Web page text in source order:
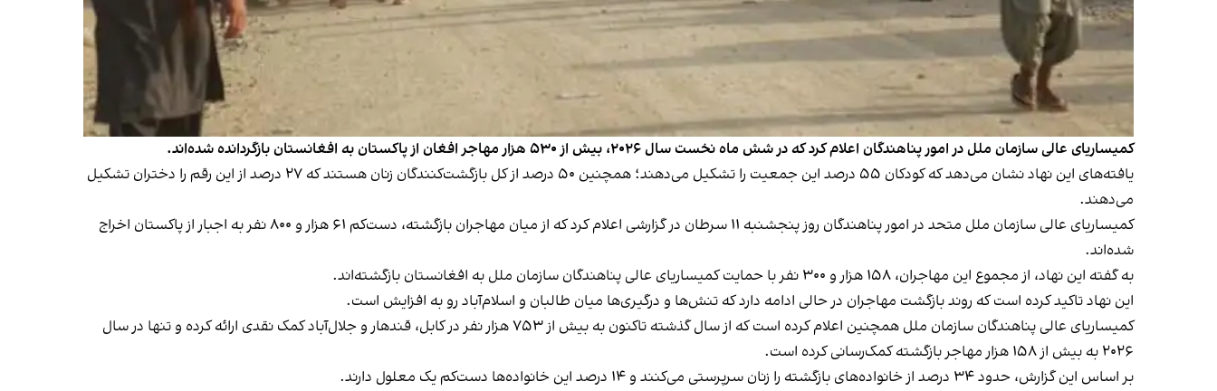
کمیساریای عالی سازمان ملل در امور پناهندگان اعلام کرد که در شش ماه نخست سال ۲۰۲۶، بیش از ۵۳۰ هزار مهاجر افغان از پاکستان به افغانستان بازگردانده شده‌اند.
یافته‌های این نهاد نشان می‌دهد که کودکان ۵۵ درصد این جمعیت را تشکیل می‌دهند؛ همچنین ۵۰ درصد از کل بازگشت‌کنندگان زنان هستند که ۲۷ درصد از این رقم را دختران تشکیل
می‌دهند.
کمیساریای عالی سازمان ملل متحد در امور پناهندگان روز پنجشنبه ۱۱ سرطان در گزارشی اعلام کرد که از میان مهاجران بازگشته، دست‌کم ۶۱ هزار و ۸۰۰ نفر به اجبار از پاکستان اخراج
شده‌اند.
به گفته این نهاد، از مجموع این مهاجران، ۱۵۸ هزار و ۳۰۰ نفر با حمایت کمیساریای عالی پناهندگان سازمان ملل به افغانستان بازگشته‌اند.
این نهاد تاکید کرده است که روند بازگشت مهاجران در حالی ادامه دارد که تنش‌ها و درگیری‌ها میان طالبان و اسلام‌آباد رو به افزایش است.
کمیساریای عالی پناهندگان سازمان ملل همچنین اعلام کرده است که از سال گذشته تاکنون به بیش از ۷۵۳ هزار نفر در کابل، قندهار و جلال‌آباد کمک نقدی ارائه کرده و تنها در سال
۲۰۲۶ به بیش از ۱۵۸ هزار مهاجر بازگشته کمک‌رسانی کرده است.
بر اساس این گزارش، حدود ۳۴ درصد از خانواده‌های بازگشته را زنان سرپرستی می‌کنند و ۱۴ درصد این خانواده‌ها دست‌کم یک معلول دارند.